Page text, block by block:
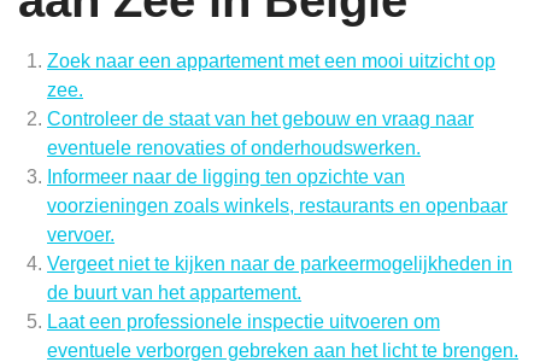
Zoek naar een appartement met een mooi uitzicht op
zee.
Controleer de staat van het gebouw en vraag naar
eventuele renovaties of onderhoudswerken.
Informeer naar de ligging ten opzichte van
voorzieningen zoals winkels, restaurants en openbaar
vervoer.
Vergeet niet te kijken naar de parkeermogelijkheden in
de buurt van het appartement.
Laat een professionele inspectie uitvoeren om
eventuele verborgen gebreken aan het licht te brengen.